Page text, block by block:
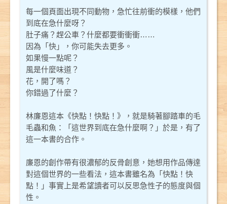
每一個頁面出現不同動物，急忙往前衝的模樣，他們
到底在急什麼呀？
肚子痛？趕公車？什麼都要衝衝衝……
因為「快」，你可能失去更多。
如果慢一點呢？
風是什麼味道？
花，開了嗎？
你錯過了什麼？
林廉恩這本《快點！快點！》，就是騎著腳踏車的毛
毛蟲和魚：「這世界到底在急什麼啊？」於是，有了
這一本書的合作。
廉恩的創作帶有很濃郁的反骨創意，她想用作品傳達
對這個世界的一些看法，這本書雖名為「快點！快
點！」事實上是希望讀者可以反思急性子的態度與個
性。